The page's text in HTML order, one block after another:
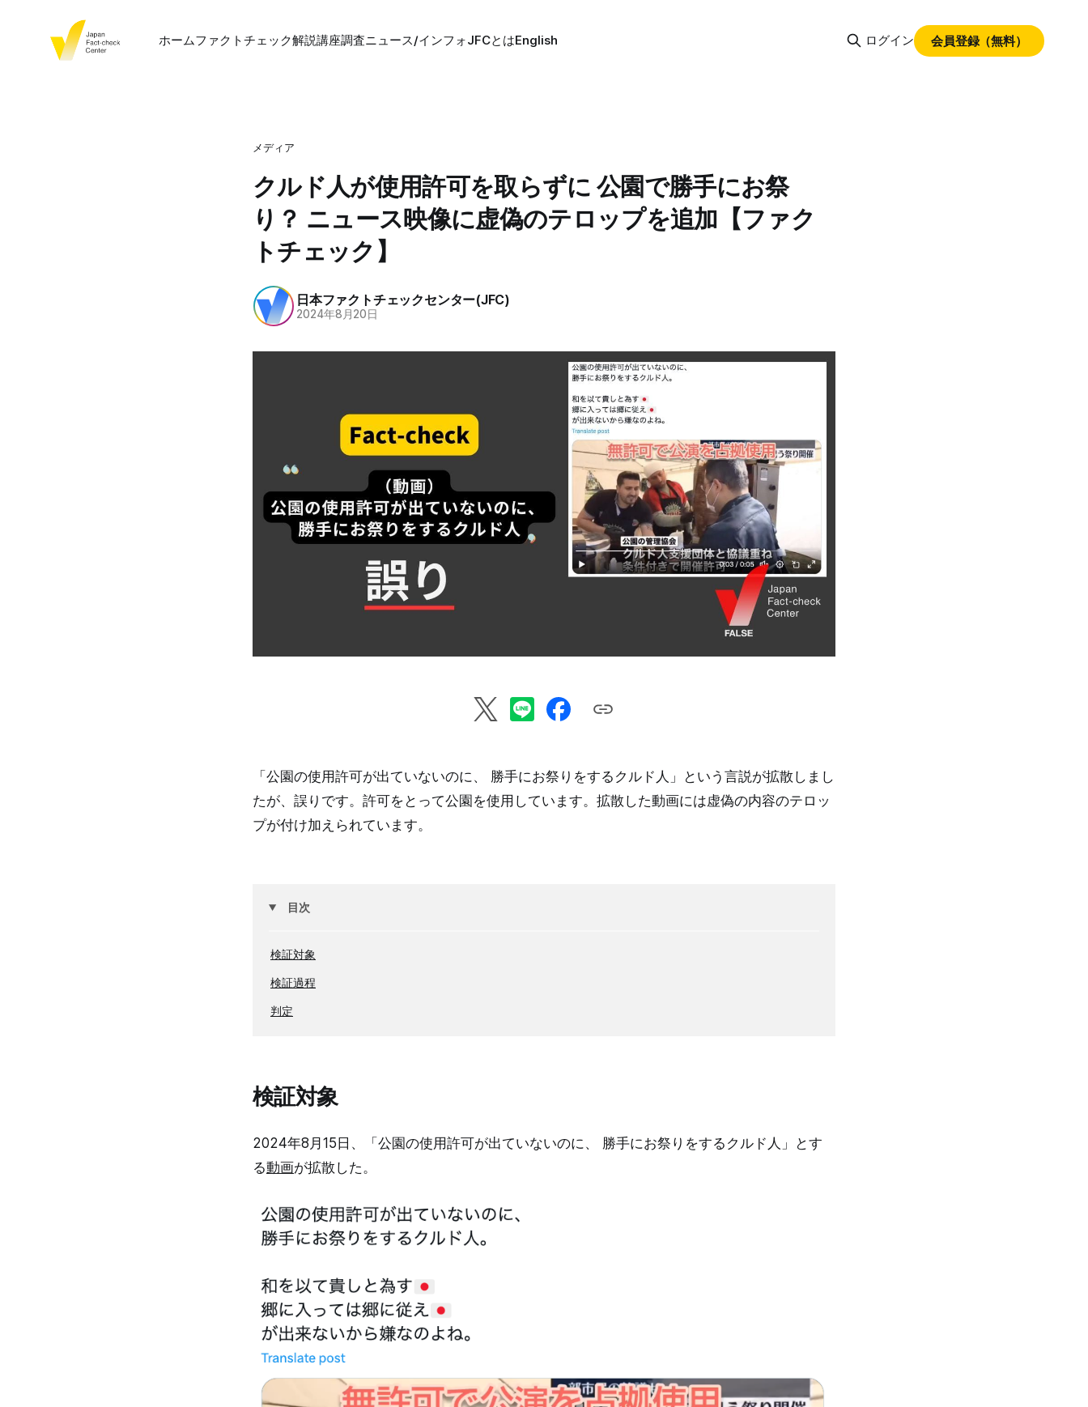
ホームファクトチェック解説講座調査ニュース/インフォJFCとはEnglish ログイン 会員登録（無料）
メディア
クルド人が使用許可を取らずに 公園で勝手にお祭
り？ ニュース映像に虚偽のテロップを追加【ファク
トチェック】
日本ファクトチェックセンター(JFC)
2024年8月20日
「公園の使用許可が出ていないのに、 勝手にお祭りをするクルド人」という言説が拡散しまし
たが、誤りです。許可をとって公園を使用しています。拡散した動画には虚偽の内容のテロッ
プが付け加えられています。
目次
検証対象
検証過程
判定
検証対象
2024年8月15日、「公園の使用許可が出ていないのに、 勝手にお祭りをするクルド人」とす
る動画が拡散した。